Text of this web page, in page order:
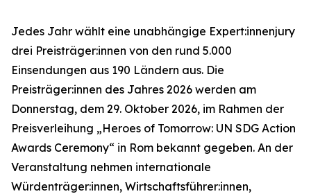
Jedes Jahr wählt eine unabhängige Expert:innenjury
drei Preisträger:innen von den rund 5.000
Einsendungen aus 190 Ländern aus. Die
Preisträger:innen des Jahres 2026 werden am
Donnerstag, dem 29. Oktober 2026, im Rahmen der
Preisverleihung „Heroes of Tomorrow: UN SDG Action
Awards Ceremony“ in Rom bekannt gegeben. An der
Veranstaltung nehmen internationale
Würdenträger:innen, Wirtschaftsführer:innen,